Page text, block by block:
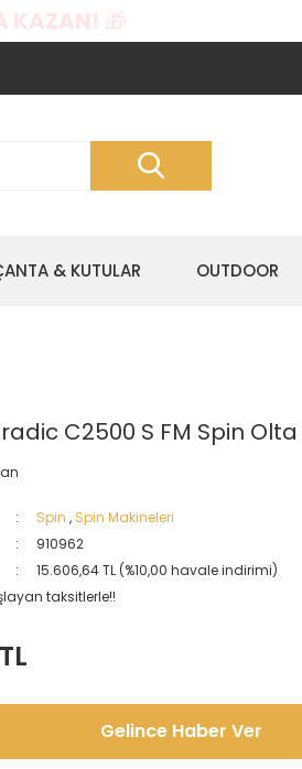
KAZAN! 🎁
& KUTULAR OUTDOOR
C2500 S FM Spin
Spin , Spin Makineleri
910962
15.606,64 TL (%10,00 havale indirimi)
taksitlerle!!
Gelince Haber Ver